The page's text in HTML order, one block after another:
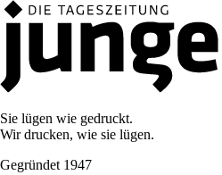
Sie lügen wie gedruckt.
Wir drucken, wie sie lügen.
Gegründet 1947